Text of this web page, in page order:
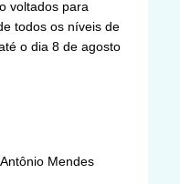
voltados para
todos os níveis de
o dia 8 de agosto
Mendes